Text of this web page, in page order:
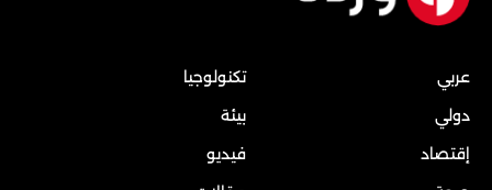
عربي
دولي
إقتصاد
تكنولوجيا
بيئة
فيديو